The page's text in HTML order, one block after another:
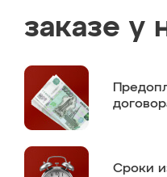
заказе у
Сроки